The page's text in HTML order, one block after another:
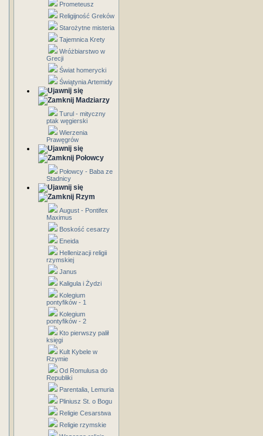
Prometeusz
Religijność Greków
Starożytne misteria
Tajemnica Krety
Wróżbiarstwo w
Grecji
Świat homerycki
Świątynia Artemidy
Madziarzy
Turul - mityczny
ptak węgierski
Wierzenia
Prawęgrów
Połowcy
Połowcy - Baba ze
Stadnicy
Rzym
August - Pontifex
Maximus
Boskość cesarzy
Eneida
Hellenizacji religii
rzymskiej
Janus
Kaligula i Żydzi
Kolegium
pontyfików - 1
Kolegium
pontyfików - 2
Kto pierwszy palił
księgi
Kult Kybele w
Rzymie
Od Romulusa do
Republiki
Parentalia, Lemuria
Pliniusz St. o Bogu
Religie Cesarstwa
Religie rzymskie